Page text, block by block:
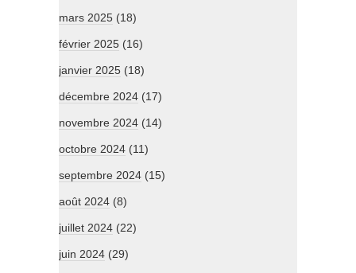
mars 2025 (18)
février 2025 (16)
janvier 2025 (18)
décembre 2024 (17)
novembre 2024 (14)
octobre 2024 (11)
septembre 2024 (15)
août 2024 (8)
juillet 2024 (22)
juin 2024 (29)